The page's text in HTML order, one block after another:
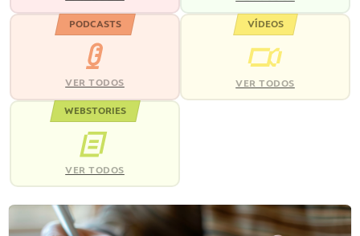
PODCASTS
VER TODOS
VÍDEOS
VER TODOS
WEBSTORIES
VER TODOS